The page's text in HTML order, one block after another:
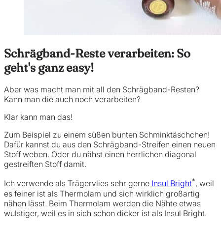
Schrägband-Reste verarbeiten: So
geht's ganz easy!
Aber was macht man mit all den Schrägband-Resten?
Kann man die auch noch verarbeiten?
Klar kann man das!
Zum Beispiel zu einem süßen bunten Schminktäschchen!
Dafür kannst du aus den Schrägband-Streifen einen neuen
Stoff weben. Oder du nähst einen herrlichen diagonal
gestreiften Stoff damit.
Ich verwende als Trägervlies sehr gerne Insul Bright*, weil
es feiner ist als Thermolam und sich wirklich großartig
nähen lässt. Beim Thermolam werden die Nähte etwas
wulstiger, weil es in sich schon dicker ist als Insul Bright.